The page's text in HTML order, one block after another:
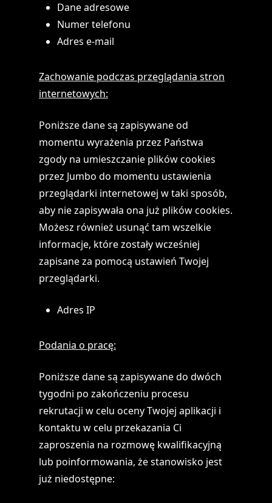
Dane adresowe
Numer telefonu
Adres e-mail
Zachowanie podczas przeglądania stron
internetowych:
Poniższe dane są zapisywane od
momentu wyrażenia przez Państwa
zgody na umieszczanie plików cookies
przez Jumbo do momentu ustawienia
przeglądarki internetowej w taki sposób,
aby nie zapisywała ona już plików cookies.
Możesz również usunąć tam wszelkie
informacje, które zostały wcześniej
zapisane za pomocą ustawień Twojej
przeglądarki.
Adres IP
Podania o pracę:
Poniższe dane są zapisywane do dwóch
tygodni po zakończeniu procesu
rekrutacji w celu oceny Twojej aplikacji i
kontaktu w celu przekazania Ci
zaproszenia na rozmowę kwalifikacyjną
lub poinformowania, że stanowisko jest
już niedostępne: